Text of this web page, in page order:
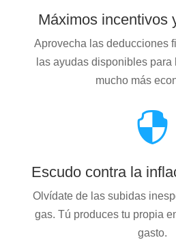
Máximos incentivos
Aprovecha las deducciones
las ayudas disponibles
mucho más

Escudo contra la
Olvídate de las subidas
gas. Tú produces tu propia
gasto.